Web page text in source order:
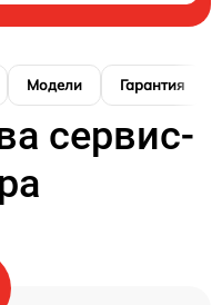
Модели Гарантия
сервис-